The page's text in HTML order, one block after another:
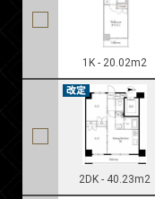
1K - 20.02m2
2DK - 40.23m2